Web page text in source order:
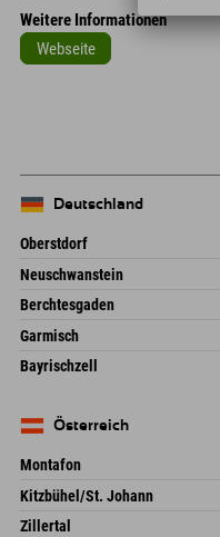
Weitere Informationen
Webseite
Deutschland
Oberstdorf
An der Breitach 3
87538 Fischen I. Allgäu
Deutschland
Neuschwanstein
An der Riese 45
87484 Nesselwang im Allgäu
Deutschland
Berchtesgaden
Hofreitstr. 7
83471 Schönau am Königssee
Deutschland
Garmisch
Frickenstraße 22
82490 Farchant
Bayrischzell
Deutschland
Österreich
Montafon
Dorfstr. 127b
6793 Gaschurn/Montafon
Österreich
Kitzbühel/St. Johann
Speckbacherstraße 87
Zillertal